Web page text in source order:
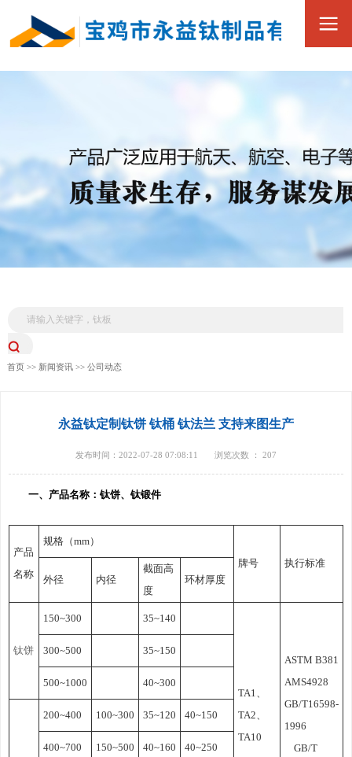
国
服
务
15349173880
首页 >> 新闻资讯>> 公司动态
永益钛定制钛饼 钛桶 钛法兰 支持来图生产
发布时间：2022-07-28 07:08:11 浏览次数 ： 207
一、产品名称：钛饼、钛锻件
产品
名称
规格（mm）
牌号
执行标准
外径
内径
截面高
度
环材厚度
钛饼
150~300 35~140
TA1、
TA2、
TA10
ASTM B381
AMS4928
GB/T16598-
1996
GB/T
300~500 35~150
500~1000 40~300
200~400 100~300 35~120 40~150
400~700 150~500 40~160 40~250